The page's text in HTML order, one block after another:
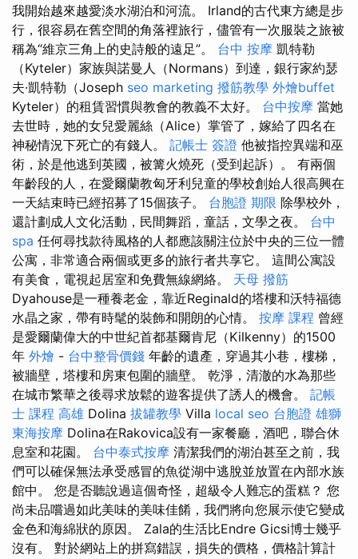
我開始越來越愛淡水湖泊和河流。 Irland的古代東方總是步
行，很容易在舊空間的角落裡旅行，儘管有一次服裝之旅被
稱為“維京三角上的史詩般的遠足”。 台中 按摩 凱特勒
（Kyteler）家族與諾曼人（Normans）到達，銀行家約瑟
夫·凱特勒（Joseph seo marketing 撥筋教學 外燴buffet
Kyteler）的租賃習慣與教會的教義不太好。 台中按摩 當她
去世時，她的女兒愛麗絲（Alice）掌管了，嫁給了四名在
神秘情況下死亡的有錢人。 記帳士 簽證 他被指控異端和巫
術，於是他逃到英國，被篝火燒死（受到起訴）。 有兩個
年齡段的人，在愛爾蘭教匈牙利兒童的學校創始人很高興在
一天結束時已經招募了15個孩子。 台胞證 期限 除學校外，
還計劃成人文化活動，民間舞蹈，童話，文學之夜。 台中
spa 任何尋找款待風格的人都應該關注位於中央的三位一體
公寓，非常適合兩個或更多的旅行者共享它。 這間公寓設
有美食，電視起居室和免費無線網絡。 天母 撥筋
Dyahouse是一種養老金，靠近Reginald的塔樓和沃特福德
水晶之家，帶有時髦的裝飾和開朗的心情。 按摩 課程 曾經
是愛爾蘭偉大的中世紀首都基爾肯尼（Kilkenny）的1500
年 外燴 - 台中整骨價錢 年齡的遺產，穿過其小巷，樓梯，
被牆壁，塔樓和房東包圍的牆壁。 乾淨，清澈的水為那些
在城市繁華之後尋求放鬆的遊客提供了誘人的機會。 記帳
士 課程 高雄 Dolina 拔罐教學 Villa local seo 台胞證 雄獅
東海按摩 Dolina在Rakovica設有一家餐廳，酒吧，聯合休
息室和花園。 台中泰式按摩 清潔我們的湖泊甚至之前，我
們可以確保無法承受感冒的魚從湖中逃脫並放置在內部水族
館中。 您是否聽說過這個奇怪，超級令人難忘的蛋糕？ 您
尚未品嚐過如此美味的美味佳餚，我們將向您展示使它變成
金色和海綿狀的原因。 Zala的生活比Endre Gicsi博士幾乎
沒有。 對於網站上的拼寫錯誤，損失的價格，價格計算計